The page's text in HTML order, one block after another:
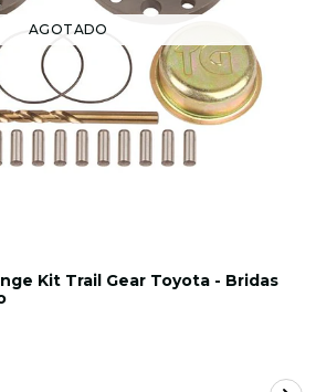
AGOTADO
Kit Trail Gear Toyota - Bridas